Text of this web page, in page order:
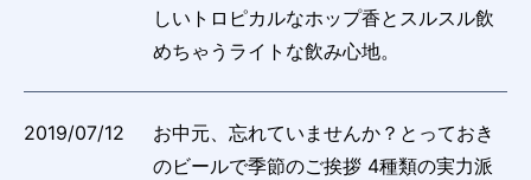
しいトロピカルなホップ香とスルスル飲
めちゃうライトな飲み心地。
2019/07/12
お中元、忘れていませんか？とっておき
のビールで季節のご挨拶 4種類の実力派